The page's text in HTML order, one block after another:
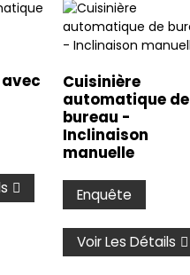
Cuisinière
automatique de
bureau -
Inclinaison
manuelle
Enquête
Voir Les Détails